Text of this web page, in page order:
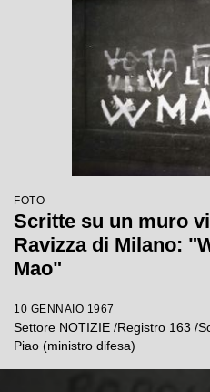
FOTO
Scritte su un muro
Ravizza di Milano:
Mao"
10 GENNAIO 1967
Settore NOTIZIE /Registro 163 /
Piao (ministro difesa)